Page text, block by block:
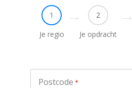
1
Je regio
2
Je opdracht
Postcode *